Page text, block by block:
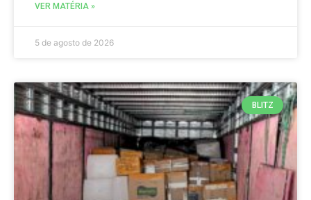
VER MATÉRIA »
5 de agosto de 2026
BLITZ